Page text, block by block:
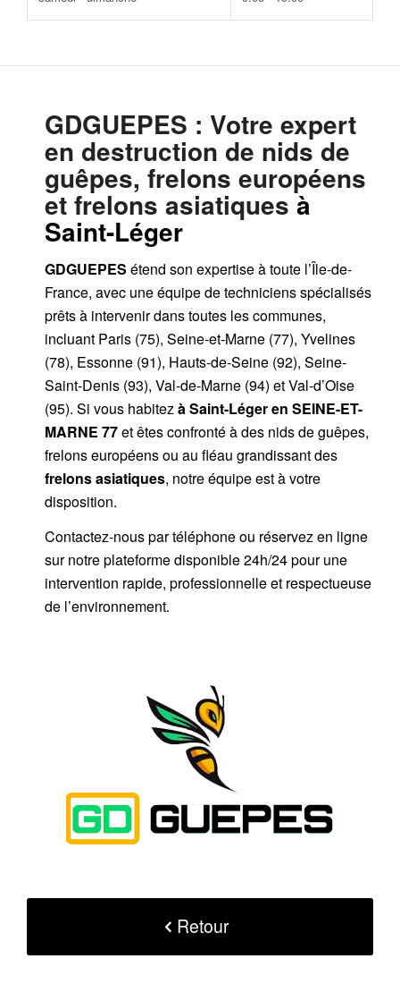
GDGUEPES : Votre expert
en destruction de nids de
guêpes, frelons européens
et frelons asiatiquesà
Saint-Léger
GDGUEPES étend son expertise à toute l’Île-de-
France, avec une équipe de techniciens spécialisés
prêts à intervenir dans toutes les communes,
incluant Paris (75), Seine-et-Marne (77), Yvelines
(78), Essonne (91), Hauts-de-Seine (92), Seine-
Saint-Denis (93), Val-de-Marne (94) et Val-d’Oise
(95). Si vous habitez à Saint-Légeren SEINE-ET-
MARNE 77et êtes confronté à des nids de guêpes,
frelons européens ou au fléau grandissant des
frelons asiatiques, notre équipe est à votre
disposition.
Contactez-nous partéléphoneou réservez en ligne
sur notre plateforme disponible 24h/24pour une
intervention rapide, professionnelle et respectueuse
de l’environnement.
Retour